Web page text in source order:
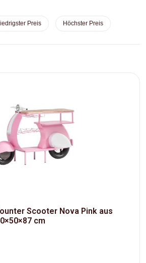
Preis Höchster Preis
Scooter Nova Pink aus
cm